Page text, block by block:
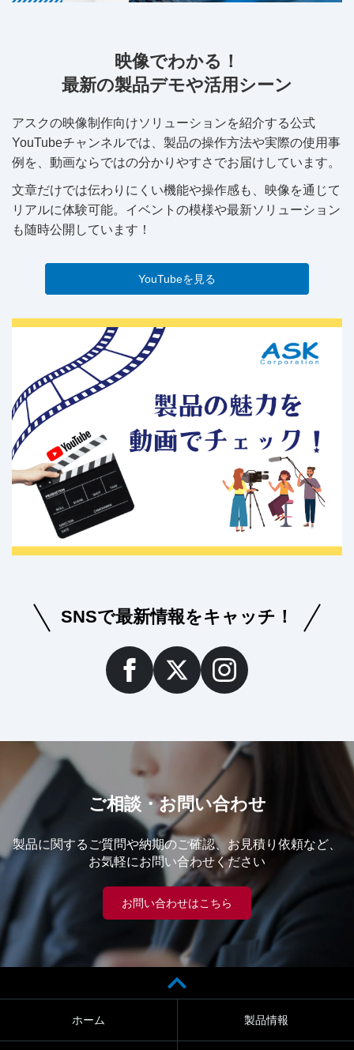
映像でわかる！
最新の製品デモや活用シーン
アスクの映像制作向けソリューションを紹介する公式
YouTubeチャンネルでは、製品の操作方法や実際の使用事
例を、動画ならではの分かりやすさでお届けしています。
文章だけでは伝わりにくい機能や操作感も、映像を通じて
リアルに体験可能。イベントの模様や最新ソリューション
も随時公開しています！
YouTubeを見る
SNSで最新情報をキャッチ！
ご相談・お問い合わせ
製品に関するご質問や納期のご確認、お見積り依頼など、
お気軽にお問い合わせください
お問い合わせはこちら
ホーム 製品情報